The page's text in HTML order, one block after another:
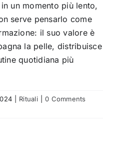
un momento più lento,
serve pensarlo come
il suo valore è
la pelle, distribuisce
quotidiana più
Rituali
0 Comments